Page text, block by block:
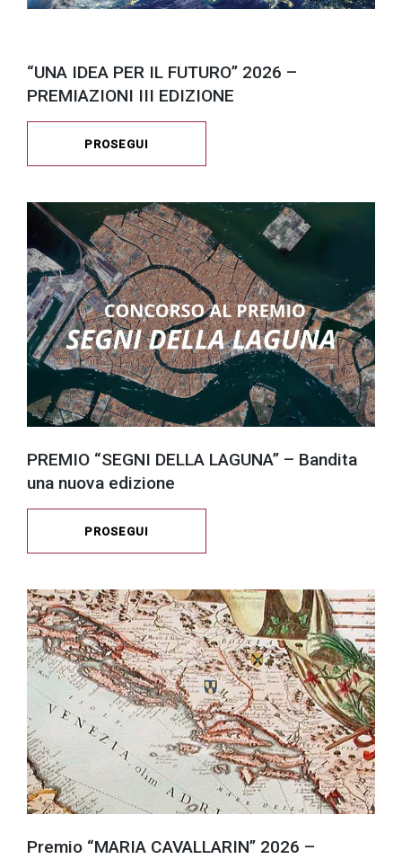
“UNA IDEA PER IL FUTURO” 2026 –
PREMIAZIONI III EDIZIONE
PROSEGUI
PREMIO “SEGNI DELLA LAGUNA” – Bandita
una nuova edizione
PROSEGUI
Premio “MARIA CAVALLARIN” 2026 –